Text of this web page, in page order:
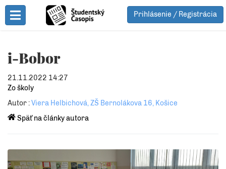
Toggle Menu
Prihlásenie / Registrácia
i-Bobor
21.11.2022 14:27
Zo školy
Autor :Viera Helbichová, ZŠ Bernolákova 16, Košice
Späť na články autora